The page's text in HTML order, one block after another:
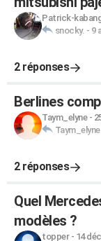
Patrick-
snocky. - 9
2 réponses
Berlines
Taym_elyne-
Taym_elyne
2 réponses
Quel
modèles ?
topper- 14